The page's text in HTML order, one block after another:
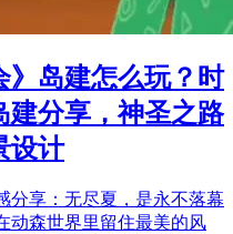
》岛建怎么玩？时
建分享，神圣之路
设计
分享：无尽夏，是永不落幕
动森世界里留住最美的风